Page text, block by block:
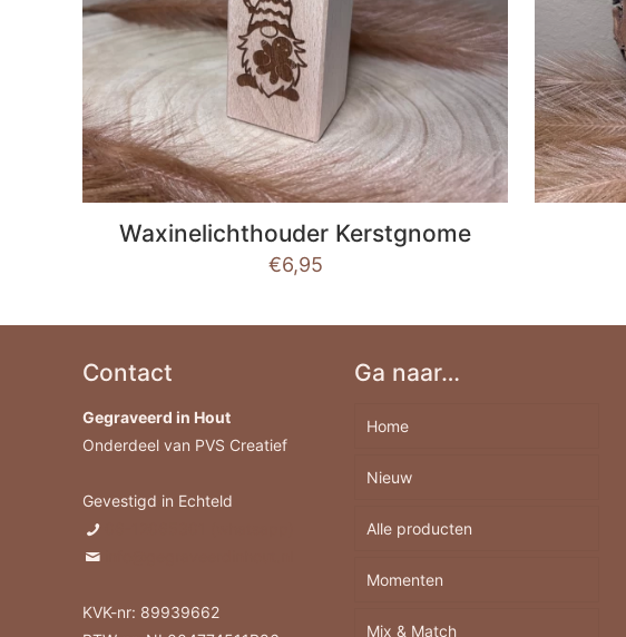
Waxinelichthouder Kerstgnome
€6,95
Contact
Gegraveerd in Hout
Onderdeel van PVS Creatief
Gevestigd in Echteld
KVK-nr: 89939662
Ga naar…
Home
Nieuw
Alle producten
Borrelplank
Berkenhout A4-A5-A6
Momenten
Feestdagen
Mix & Match